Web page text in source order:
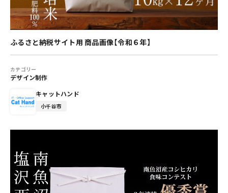
ふるさと納税サイト用 商品画像【令和６年】
カテゴリー
デザイン制作
キャットハンド
小千谷市